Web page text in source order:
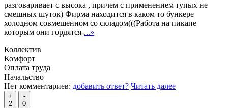
разговаривает с высока , причем с применением тупых не
смешных шуток) Фирма находится в каком то бункере
холодном совмещенном со складом(((Работа на пикапе
которым они гордятся-...»
Коллектив
Комфорт
Оплата труда
Начальство
Нет комментариев: добавить ответ? Читать далее
+
2
-
0